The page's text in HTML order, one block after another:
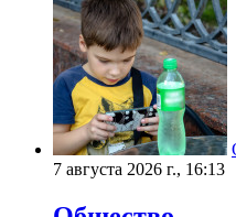
7 августа 2026 г., 16:13